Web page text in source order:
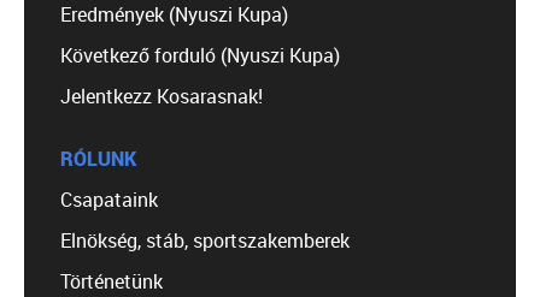
Eredmények (Nyuszi Kupa)
Következő forduló (Nyuszi Kupa)
Jelentkezz Kosarasnak!
RÓLUNK
Csapataink
Elnökség, stáb, sportszakemberek
Történetünk